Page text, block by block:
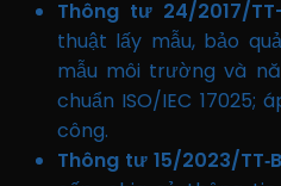
Thông tư 24/2017/TT-
thuật lấy mẫu, bảo
mẫu môi trường và
chuẩn ISO/IEC 17025;
công.
Thông tư 15/2023/